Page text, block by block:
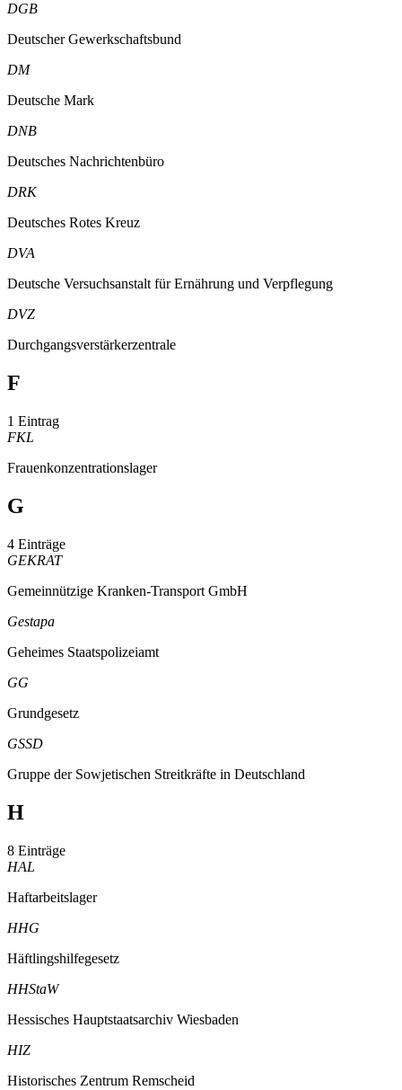
DGB
Deutscher Gewerkschaftsbund
DM
Deutsche Mark
DNB
Deutsches Nachrichtenbüro
DRK
Deutsches Rotes Kreuz
DVA
Deutsche Versuchsanstalt für Ernährung und Verpflegung
DVZ
Durchgangsverstärkerzentrale
F
1 Eintrag
FKL
Frauenkonzentrationslager
G
4 Einträge
GEKRAT
Gemeinnützige Kranken-Transport GmbH
Gestapa
Geheimes Staatspolizeiamt
GG
Grundgesetz
GSSD
Gruppe der Sowjetischen Streitkräfte in Deutschland
H
8 Einträge
HAL
Haftarbeitslager
HHG
Häftlingshilfegesetz
HHStaW
Hessisches Hauptstaatsarchiv Wiesbaden
HIZ
Historisches Zentrum Remscheid